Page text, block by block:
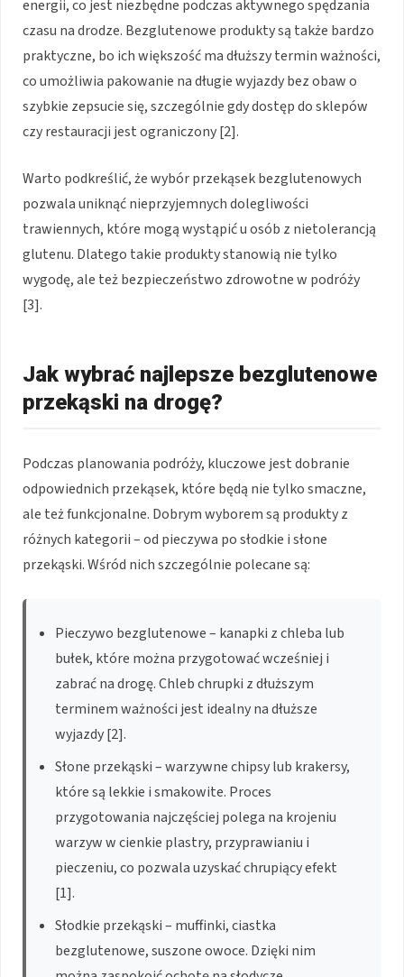
energii, co jest niezbędne podczas aktywnego spędzania
czasu na drodze. Bezglutenowe produkty są także bardzo
praktyczne, bo ich większość ma dłuższy termin ważności,
co umożliwia pakowanie na długie wyjazdy bez obaw o
szybkie zepsucie się, szczególnie gdy dostęp do sklepów
czy restauracji jest ograniczony [2].
Warto podkreślić, że wybór przekąsek bezglutenowych
pozwala uniknąć nieprzyjemnych dolegliwości
trawiennych, które mogą wystąpić u osób z nietolerancją
glutenu. Dlatego takie produkty stanowią nie tylko
wygodę, ale też bezpieczeństwo zdrowotne w podróży
[3].
Jak wybrać najlepsze bezglutenowe
przekąski na drogę?
Podczas planowania podróży, kluczowe jest dobranie
odpowiednich przekąsek, które będą nie tylko smaczne,
ale też funkcjonalne. Dobrym wyborem są produkty z
różnych kategorii – od pieczywa po słodkie i słone
przekąski. Wśród nich szczególnie polecane są:
Pieczywo bezglutenowe – kanapki z chleba lub
bułek, które można przygotować wcześniej i
zabrać na drogę. Chleb chrupki z dłuższym
terminem ważności jest idealny na dłuższe
wyjazdy [2].
Słone przekąski – warzywne chipsy lub krakersy,
które są lekkie i smakowite. Proces
przygotowania najczęściej polega na krojeniu
warzyw w cienkie plastry, przyprawianiu i
pieczeniu, co pozwala uzyskać chrupiący efekt
[1].
Słodkie przekąski – muffinki, ciastka
bezglutenowe, suszone owoce. Dzięki nim